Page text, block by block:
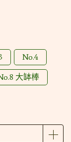
No.4
大缽棒